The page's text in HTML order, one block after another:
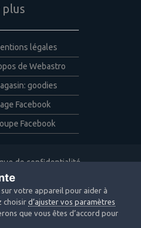
plus
légales
de Webastro
goodies
Facebook
Facebook
de confidentialité
Webastro
Community
sur votre appareil pour aider à
choisird’ajuster vos paramètres
que vous êtes d’accord pour